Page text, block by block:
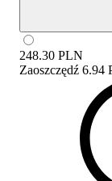
248.30 PLN
Zaoszczędź 6.94